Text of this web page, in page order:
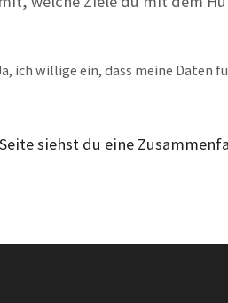
ich willige ein, dass meine Daten
siehst du eine